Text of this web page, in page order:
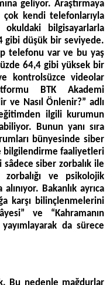
geliyor. Araştırmaya
çok kendi telefonlarıyla
bilgisayarlarla
gibi düşük bir seviyede.
telefonu var ve bu yaş
64,4 gibi yüksek bir
kontrolsüzce videolar
BTK Akademi
ve Nasıl Önlenir?” adlı
ilgili kurumun
Bunun yanı sıra
bünyesinde siber
bilgilendirme faaliyetleri
siber zorbalık ile
ve psikolojik
Bakanlık ayrıca
karşı bilinçlenmelerini
ve “Kahramanın
da sürece
Bu nedenle mağdurlar